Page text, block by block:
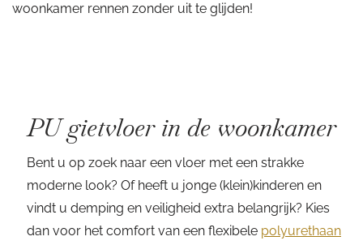
woonkamer rennen zonder uit te glijden!
PU gietvloer in de woonkamer
Bent u op zoek naar een vloer met een strakke
moderne look? Of heeft u jonge (klein)kinderen en
vindt u demping en veiligheid extra belangrijk? Kies
dan voor het comfort van een flexibele polyurethaan